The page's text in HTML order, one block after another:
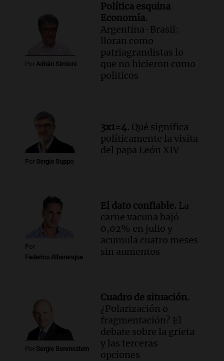
La Universidad de Milán y su
colaboración con la municipalidad para
la educación y parques
Audio.El papamóvil de Juan Pablo II
revive con la visita de León XIV y una
Audio.
Monseñor Fenoy celebra la visita
de León XIV a Argentina y reflexiona
sobre su impacto espiritual
Panorama Federal
Fe relativiza el impacto del fallo sobre
jubilaciones en la provincia
Panorama Federal
Episodios
Por Adrián Simioni
Política esquina
Economía.
Argentina-Brasil:
lloran como
patriagrandistas lo
que no hicieron como
politicos
Por Sergio Suppo
3x1=4. Qué significa
políticamente la visita
del papa León XIV
Por
Federico Albarenque
El dato confiable. La
carne vacuna bajó
0,02% en julio y
acumula cuatro meses
sin aumentos
Por Sergio Berensztein
Cuadro de situación.
¿Polarización o
fragmentación? El
debate sobre la grieta
y las terceras
opciones